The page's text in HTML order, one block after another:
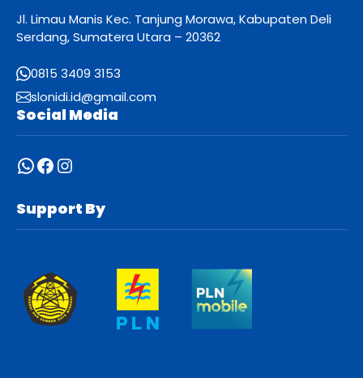
Jl. Limau Manis Kec. Tanjung Morawa, Kabupaten Deli
Serdang, Sumatera Utara – 20362
0815 3409 3153
slonidi.id@gmail.com
Social Media
WhatsApp
Facebook
Instagram
Support By